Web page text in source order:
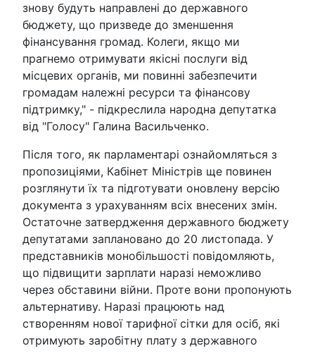
знову будуть направлені до державного
бюджету, що призведе до зменшення
фінансування громад. Колеги, якщо ми
прагнемо отримувати якісні послуги від
місцевих органів, ми повинні забезпечити
громадам належні ресурси та фінансову
підтримку," - підкреслила народна депутатка
від "Голосу" Галина Васильченко.
Після того, як парламентарі ознайомляться з
пропозиціями, Кабінет Міністрів ще повинен
розглянути їх та підготувати оновлену версію
документа з урахуванням всіх внесених змін.
Остаточне затвердження державного бюджету
депутатами заплановано до 20 листопада. У
представників монобільшості повідомляють,
що підвищити зарплати наразі неможливо
через обставини війни. Проте вони пропонують
альтернативу. Наразі працюють над
створенням нової тарифної сітки для осіб, які
отримують заробітну плату з державного